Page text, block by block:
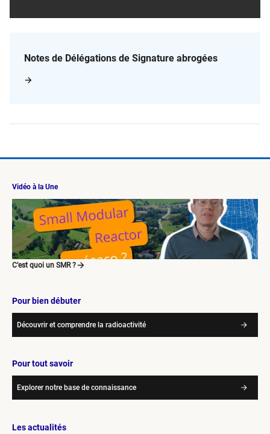
Notes de Délégations de Signature abrogées
Vidéo à la Une
C’est quoi un SMR ?
Pour bien débuter
Découvrir et comprendre la radioactivité
Pour tout savoir
Explorer notre base de connaissance
Les actualités